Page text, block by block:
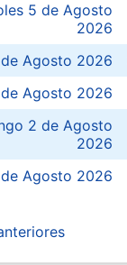
5 de Agosto
2026
Agosto 2026
Agosto 2026
2 de Agosto
2026
Agosto 2026